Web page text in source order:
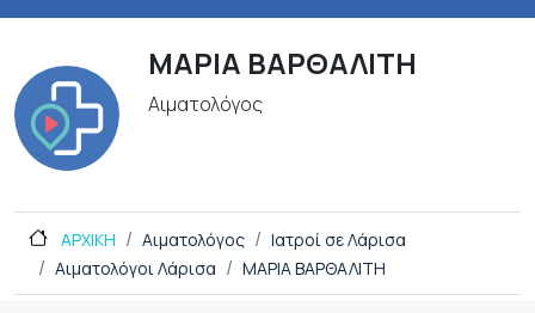
ΜΑΡΙΑ ΒΑΡΘΑΛΙΤΗ
Αιματολόγος
ΑΡΧΙΚΗ Αιματολόγος
Ιατροί σε Λάρισα
Αιματολόγοι Λάρισα
ΜΑΡΙΑ ΒΑΡΘΑΛΙΤΗ